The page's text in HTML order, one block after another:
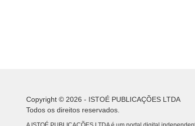
Copyright © 2026 - ISTOÉ PUBLICAÇÕES LTDA
Todos os direitos reservados.